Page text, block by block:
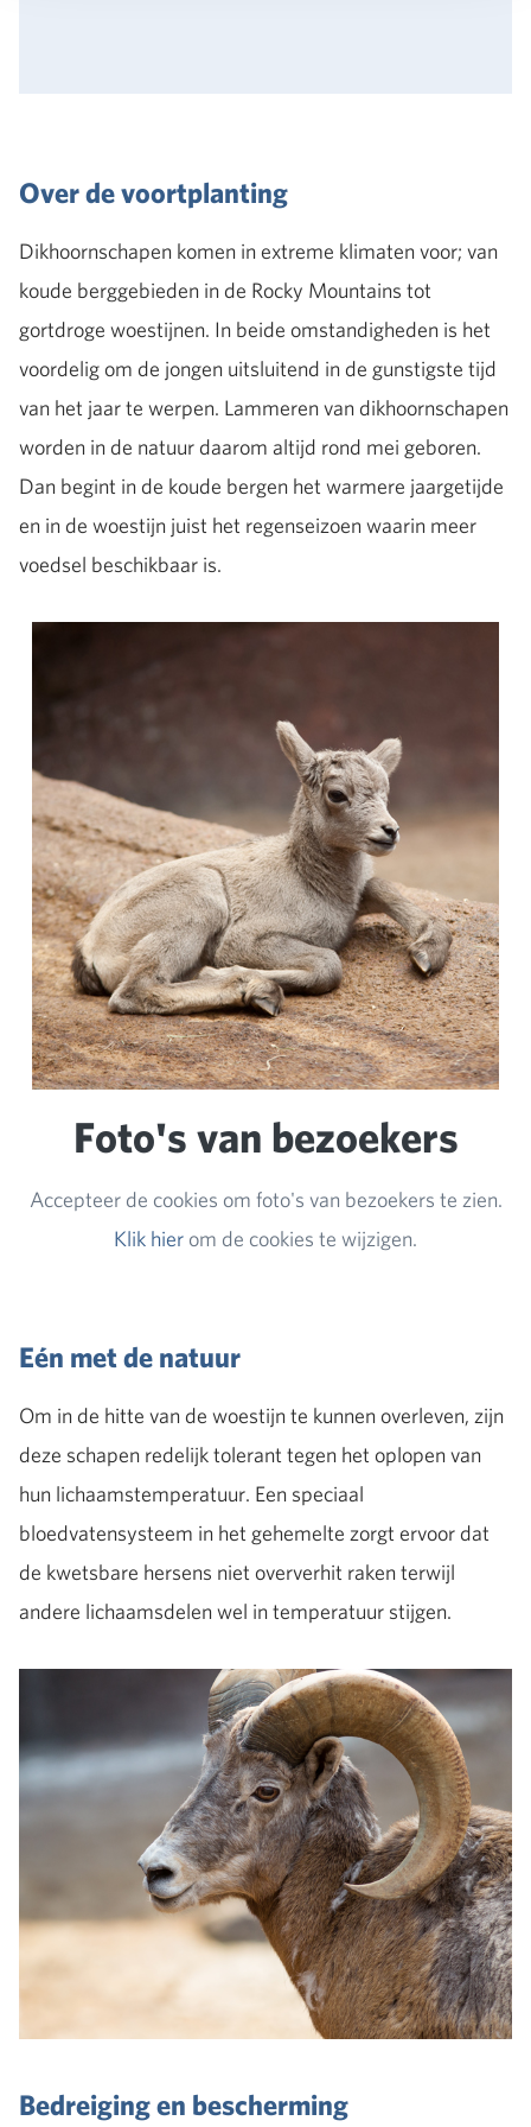
Over de voortplanting
Dikhoornschapen komen in extreme klimaten voor; van
koude berggebieden in de Rocky Mountains tot
gortdroge woestijnen. In beide omstandigheden is het
voordelig om de jongen uitsluitend in de gunstigste tijd
van het jaar te werpen. Lammeren van dikhoornschapen
worden in de natuur daarom altijd rond mei geboren.
Dan begint in de koude bergen het warmere jaargetijde
en in de woestijn juist het regenseizoen waarin meer
voedsel beschikbaar is.
Foto's van bezoekers
Accepteer de cookies om foto's van bezoekers te zien.
Klik hier om de cookies te wijzigen.
Eén met de natuur
Om in de hitte van de woestijn te kunnen overleven, zijn
deze schapen redelijk tolerant tegen het oplopen van
hun lichaamstemperatuur. Een speciaal
bloedvatensysteem in het gehemelte zorgt ervoor dat
de kwetsbare hersens niet oververhit raken terwijl
andere lichaamsdelen wel in temperatuur stijgen.
Bedreiging en bescherming